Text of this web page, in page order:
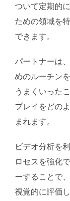
ついて定期的
ための領域を
できます。
パートナーは
めのルーチン
うまくいった
プレイをどの
まれます。
ビデオ分析を
ロセスを強化
ーすることで
視覚的に評価